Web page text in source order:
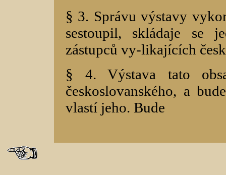
§ 3. Správu výstavy
sestoupil, skládaje se
zástupců vy-likajících
§ 4. Výstava tato
českoslovanského, a
vlastí jeho. Bude